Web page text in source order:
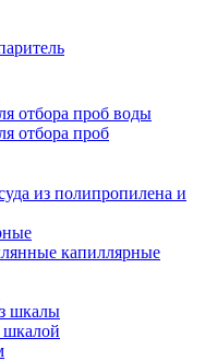
отбора проб воды
отбора проб
из полипропилена и
капиллярные
шкалы
шкалой